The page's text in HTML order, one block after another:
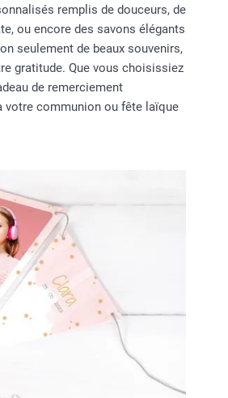
remplis de douceurs, de
ou encore des savons élégants
seulement de beaux souvenirs,
gratitude. Que vous choisissiez
de remerciement
votre communion ou fête laïque